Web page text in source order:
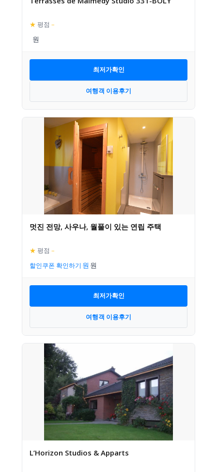
★ 평점 –
최저가확인
여행객 이용후기
멋진 전망, 사우나, 월풀이 있는 연립 주택
★ 평점 –
할인쿠폰 확인하기
최저가확인
여행객 이용후기
L’Horizon Studios & Apparts